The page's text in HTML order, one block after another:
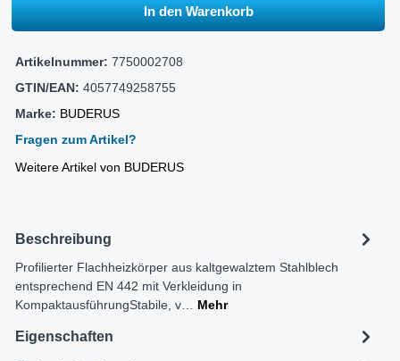
In den Warenkorb
Artikelnummer: 7750002708
GTIN/EAN: 4057749258755
Marke: BUDERUS
Fragen zum Artikel?
Weitere Artikel von BUDERUS
Beschreibung
Profilierter Flachheizkörper aus kaltgewalztem Stahlblech
entsprechend EN 442 mit Verkleidung in
KompaktausführungStabile, v… Mehr
Eigenschaften